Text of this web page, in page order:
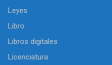
Leyes
Libro
Libros digitales
Licenciatura